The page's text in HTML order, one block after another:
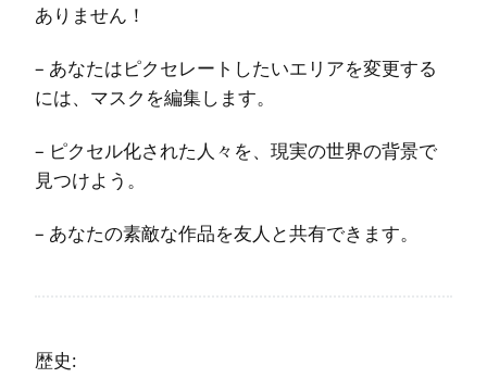
ありません！
– あなたはピクセレートしたいエリアを変更する
には、マスクを編集します。
– ピクセル化された人々を、現実の世界の背景で
見つけよう。
– あなたの素敵な作品を友人と共有できます。
歴史: